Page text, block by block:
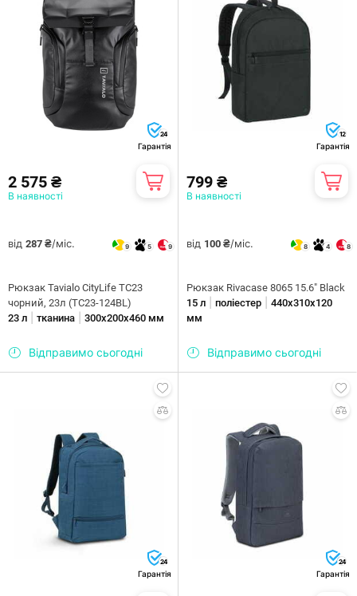
24
Гарантія
2 575 ₴
В наявності
від 287 ₴/міс. 9 5 9
Рюкзак Tavialo CityLife TC23
чорний, 23л (TC23-124BL)
23 л
тканина 300х200х460 мм
Відправимо сьогодні
12
Гарантія
799 ₴
В наявності
від 100 ₴/міс. 8 4 8
Рюкзак Rivacase 8065 15.6" Black
15 л
поліестер
440х310х120
мм
Відправимо сьогодні
24
Гарантія
24
Гарантія